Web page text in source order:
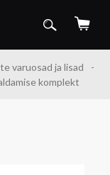
varuosad ja lisad
komplekt